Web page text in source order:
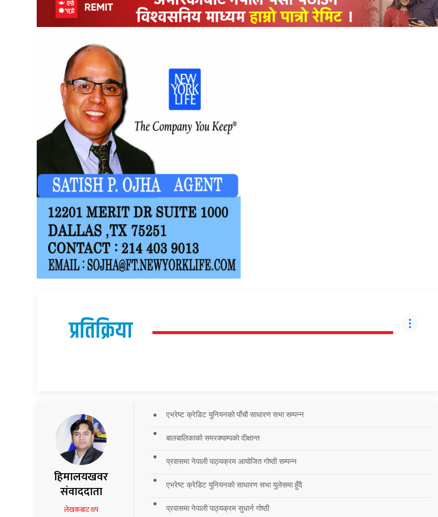
प्रतिक्रिया
हिमालयखवर
संवाददाता
लेखकबाट थप
एभरेष्ट क्रेडिट युनियनको पाँचौ साधारण सभा सम्पन्न
बालबालिकाको समरक्याम्पको दीक्षान्त
प्रवासमा नेपाली पाठ्यक्रम आयोजित गोष्ठी सम्पन्न
एभरेष्ट क्रेडिट युनियनको साधारण सभा युलेसमा हुँदै
प्रवासमा नेपाली पाठ्यक्रम सुधार्न गोष्ठी